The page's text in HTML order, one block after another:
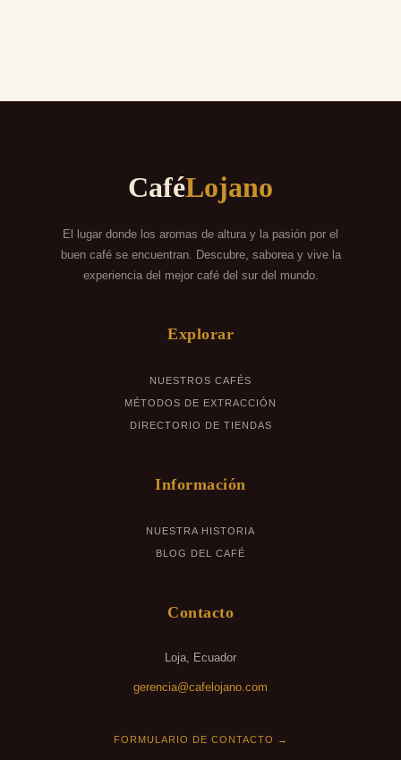
CaféLojano
El lugar donde los aromas de altura y la pasión por el
buen café se encuentran. Descubre, saborea y vive la
experiencia del mejor café del sur del mundo.
Explorar
NUESTROS CAFÉS
MÉTODOS DE EXTRACCIÓN
DIRECTORIO DE TIENDAS
Información
NUESTRA HISTORIA
BLOG DEL CAFÉ
Contacto
Loja, Ecuador
gerencia@cafelojano.com
FORMULARIO DE CONTACTO →